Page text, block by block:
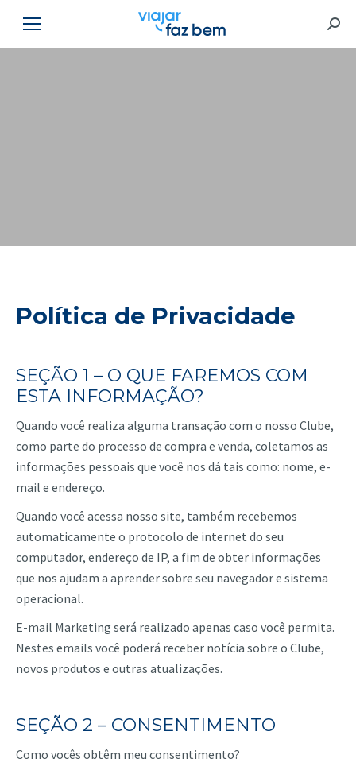
Política de Privacidade
SEÇÃO 1 – O QUE FAREMOS COM
ESTA INFORMAÇÃO?
Quando você realiza alguma transação com o nosso Clube,
como parte do processo de compra e venda, coletamos as
informações pessoais que você nos dá tais como: nome, e-
mail e endereço.
Quando você acessa nosso site, também recebemos
automaticamente o protocolo de internet do seu
computador, endereço de IP, a fim de obter informações
que nos ajudam a aprender sobre seu navegador e sistema
operacional.
E-mail Marketing será realizado apenas caso você permita.
Nestes emails você poderá receber notícia sobre o Clube,
novos produtos e outras atualizações.
SEÇÃO 2 – CONSENTIMENTO
Como vocês obtêm meu consentimento?